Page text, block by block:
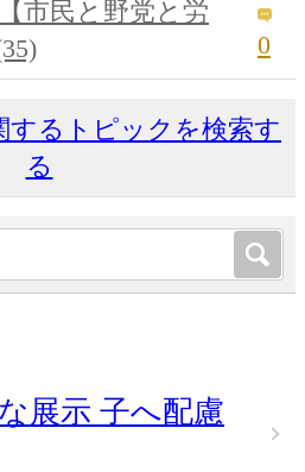
市民と野党と労
0
するトピックを検索す
る
展示 子へ配慮